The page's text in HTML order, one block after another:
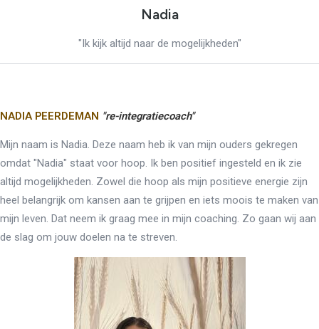
Nadia
"Ik kijk altijd naar de mogelijkheden"
NADIA PEERDEMAN "re-integratiecoach"
Mijn naam is Nadia. Deze naam heb ik van mijn ouders gekregen
omdat "Nadia" staat voor hoop. Ik ben positief ingesteld en ik zie
altijd mogelijkheden. Zowel die hoop als mijn positieve energie zijn
heel belangrijk om kansen aan te grijpen en iets moois te maken van
mijn leven. Dat neem ik graag mee in mijn coaching. Zo gaan wij aan
de slag om jouw doelen na te streven.